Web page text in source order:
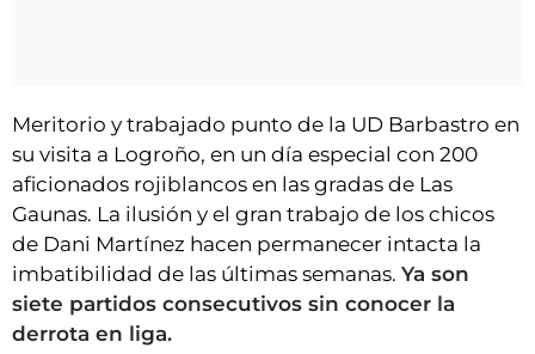
CLUB DEL AMIGO MILITANTE
INICIAR SESIÓN
Meritorio y trabajado punto de la UD Barbastro en
su visita a Logroño, en un día especial con 200
aficionados rojiblancos en las gradas de Las
Gaunas. La ilusión y el gran trabajo de los chicos
de Dani Martínez hacen permanecer intacta la
imbatibilidad de las últimas semanas. Ya son
siete partidos consecutivos sin conocer la
derrota en liga.